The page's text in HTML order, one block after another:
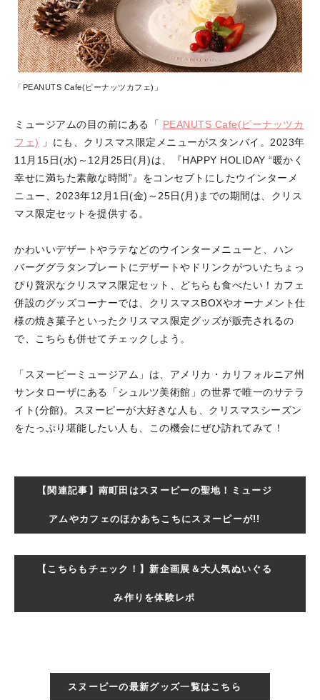
「PEANUTS Cafe(ピーナッツカフェ)」
ミュージアムの目の前にある「 PEANUTS Cafe(ピーナッツカ
フェ) 」にも、クリスマス限定メニューがスタンバイ。2023年
11月15日(水)～12月25日(月)は、『HAPPY HOLIDAY “暖かく
幸せに満ちた素敵な時間”』をコンセプトにしたウインターメ
ニュー、2023年12月1日(金)～25日(月)までの期間は、クリス
マス限定セットを提供する。
かわいいデザートやラテなどのウインターメニューと、ハン
バーググラタンプレートにデザートやドリンクがついたちょっ
ぴり贅沢なクリスマス限定セット、どちらも食べたい！カフェ
併設のグッズコーナーでは、クリスマスBOXやオーナメント仕
様の焼き菓子といったクリスマス限定グッズが販売されるの
で、こちらも併せてチェックしよう。
「スヌーピーミュージアム」は、アメリカ・カリフォルニア州
サンタローザにある「シュルツ美術館」の世界で唯一のサテラ
イト(分館)。スヌーピーが大好きな人も、クリスマスシーズン
をたっぷり堪能したい人も、この機会にぜひ訪れてみて！
【関連記事】南町田はスヌーピーの聖地！ミュージ
アムやカフェのほかあちこちにスヌーピーが!!
【こちらもチェック！】新企画展＆大人気ぬいぐる
み作りを体験レポ
スヌーピーの最新グッズ一覧はこちら